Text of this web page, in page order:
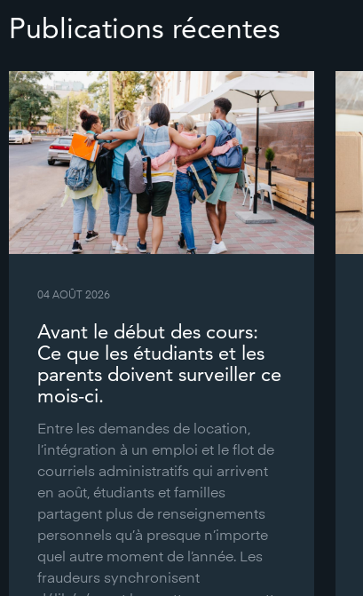
Publications récentes
04 AOÛT 2026
Avant le début des cours:
Ce que les étudiants et les
parents doivent surveiller ce
mois-ci.
Entre les demandes de location,
l’intégration à un emploi et le flot de
courriels administratifs qui arrivent
en août, étudiants et familles
partagent plus de renseignements
personnels qu’à presque n’importe
quel autre moment de l’année. Les
fraudeurs synchronisent